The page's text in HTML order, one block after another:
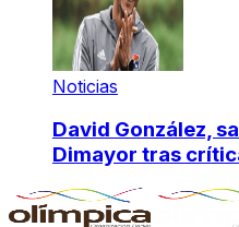
Noticias
David González,
Dimayor tras